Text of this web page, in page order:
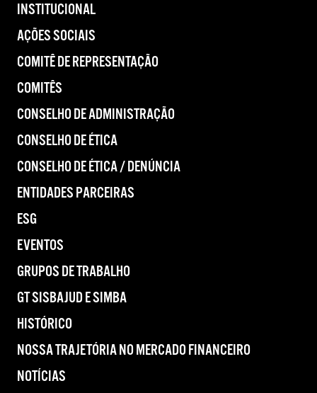
INSTITUCIONAL
AÇÕES SOCIAIS
COMITÊ DE REPRESENTAÇÃO
COMITÊS
CONSELHO DE ADMINISTRAÇÃO
CONSELHO DE ÉTICA
CONSELHO DE ÉTICA / DENÚNCIA
ENTIDADES PARCEIRAS
ESG
EVENTOS
GRUPOS DE TRABALHO
GT SISBAJUD E SIMBA
HISTÓRICO
NOSSA TRAJETÓRIA NO MERCADO FINANCEIRO
NOTÍCIAS